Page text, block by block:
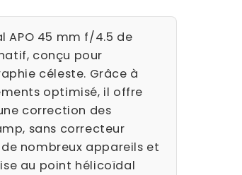
APO 45 mm f/4.5 de
conçu pour
céleste. Grâce à
optimisé, il offre
correction des
sans correcteur
nombreux appareils et
au point hélicoïdal